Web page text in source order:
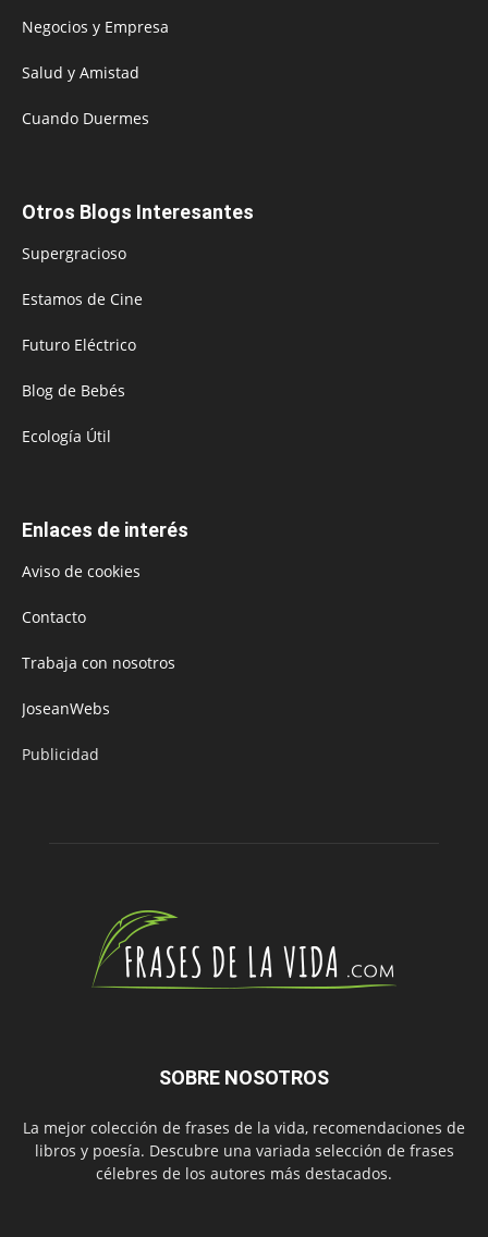
Negocios y Empresa
Salud y Amistad
Cuando Duermes
Otros Blogs Interesantes
Supergracioso
Estamos de Cine
Futuro Eléctrico
Blog de Bebés
Ecología Útil
Enlaces de interés
Aviso de cookies
Contacto
Trabaja con nosotros
JoseanWebs
Publicidad
SOBRE NOSOTROS
La mejor colección de frases de la vida, recomendaciones de
libros y poesía. Descubre una variada selección de frases
célebres de los autores más destacados.